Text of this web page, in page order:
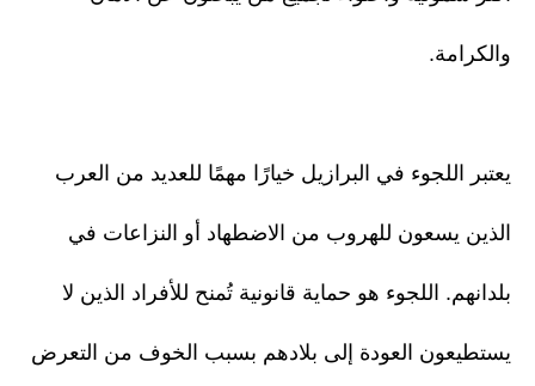
والكرامة.
يعتبر اللجوء في البرازيل خيارًا مهمًا للعديد من العرب
الذين يسعون للهروب من الاضطهاد أو النزاعات في
بلدانهم. اللجوء هو حماية قانونية تُمنح للأفراد الذين لا
يستطيعون العودة إلى بلادهم بسبب الخوف من التعرض